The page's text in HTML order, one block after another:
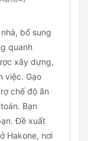
bổ sung
quanh
xây dựng,
việc. Gạo
chế độ ăn
Bạn
Đề xuất
Hakone, nơi